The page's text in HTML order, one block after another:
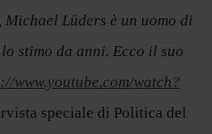
Lüders è un uomo di
stimo da anni. Ecco il suo
www.youtube.com/watch?
speciale di Politica del